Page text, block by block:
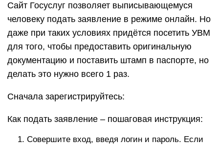
Сайт Госуслуг позволяет выписывающемуся
человеку подать заявление в режиме онлайн. Но
даже при таких условиях придётся посетить УВМ
для того, чтобы предоставить оригинальную
документацию и поставить штамп в паспорте, но
делать это нужно всего 1 раз.
Сначала зарегистрируйтесь:
Как подать заявление – пошаговая инструкция:
Совершите вход, введя логин и пароль. Если